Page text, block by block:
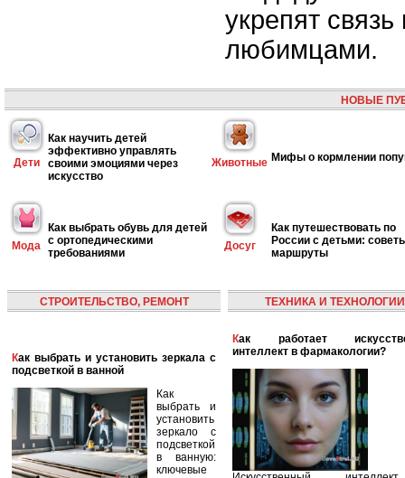
укрепят
любимцами.
НОВЫЕ
Дети
Как научить детей
эффективно управлять
своими эмоциями через
искусство
Животные Мифы о кормлении
Мода
Как выбрать обувь для детей
с ортопедическими
требованиями
Досуг
Как путешествовать по
России с детьми:
маршруты
СТРОИТЕЛЬСТВО, РЕМОНТ
Как выбрать и установить зеркала с
подсветкой в ванной
Как
выбрать и
установить
зеркало с
подсветкой
в ванную:
ключевые
ТЕХНИКА И ТЕХНОЛОГИИ
Как работает искусственный
интеллект в фармакологии?